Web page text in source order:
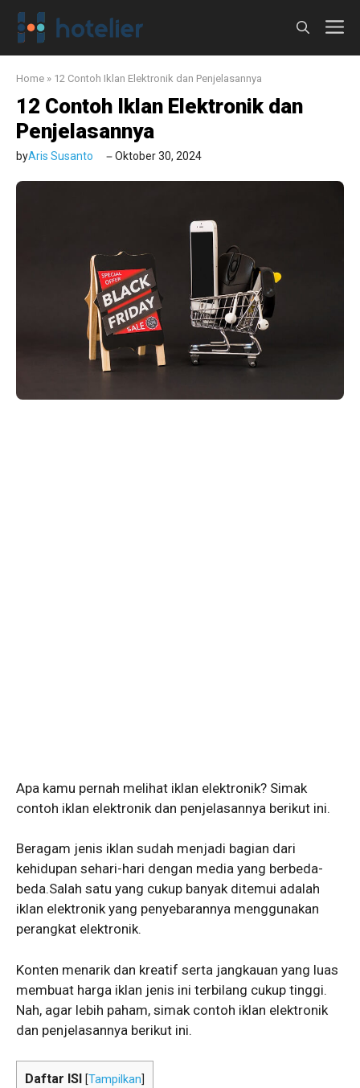
Langsung
Home » 12 Contoh Iklan Elektronik dan Penjelasannya
12 Contoh Iklan Elektronik dan
Penjelasannya
byAris Susanto Oktober 30, 2024
Apa kamu pernah melihat iklan elektronik? Simak
contoh iklan elektronik dan penjelasannya berikut ini.
Beragam jenis iklan sudah menjadi bagian dari
kehidupan sehari-hari dengan media yang berbeda-
beda.Salah satu yang cukup banyak ditemui adalah
iklan elektronik yang penyebarannya menggunakan
perangkat elektronik.
Konten menarik dan kreatif serta jangkauan yang luas
membuat harga iklan jenis ini terbilang cukup tinggi.
Nah, agar lebih paham, simak contoh iklan elektronik
dan penjelasannya berikut ini.
Daftar ISI [Tampilkan